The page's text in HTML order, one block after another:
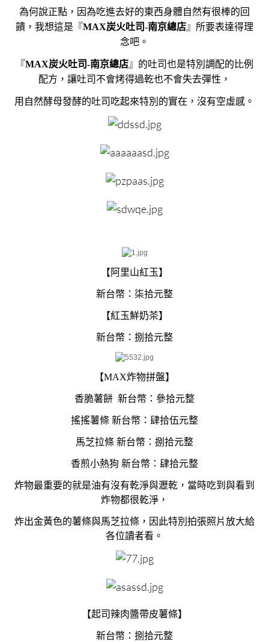
為何說正點，因為吃進去好的東西身體自然有很棒的回
饋，我想這是『MAX炭火吐司-南京總店』所要表達得理
念吧。
『MAX炭火吐司-南京總店』的吐司也是特別調配的比例
配方，讓吐司不會烤得過乾也不會失去彈性，
用自然酵母發酵的吐司吃起來特別的實在，沒有空虛感。
【阿里山紅玉】
新台幣：柒拾元整
【紅玉鮮奶茶】
新台幣：捌拾元整
【MAX炸物拼盤】
香脆薯餅 新台幣：參拾元整
搖搖薯條 新台幣：肆拾伍元整
馬芝拉條 新台幣：捌拾元整
香煎小熱狗 新台幣：肆拾元整
炸物最重要的就是油有沒有乾淨與瀝乾，當時吃到與看到
炸物都很乾淨，
炸出金黃色的薯條與馬芝拉條，因此特別拍張照片放大給
各位讀者看。
【起司辣肉醬帶皮薯條】
新台幣：捌拾元整